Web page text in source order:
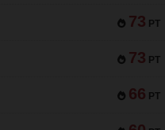
73 PT
73 PT
66 PT